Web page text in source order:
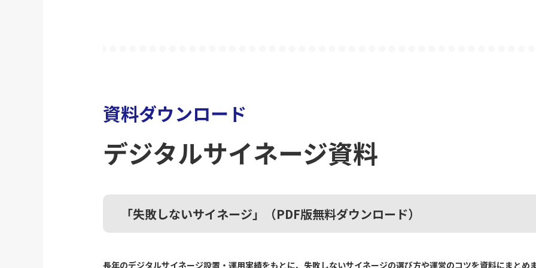
資料ダウンロード
デジタルサイネージ資料
「失敗しないサイネージ」（PDF版無料ダウンロード）
長年のデジタルサイネージ設置・運用実績をもとに、失敗しないサイネージの選び方や運営のコツを資料にまとめ